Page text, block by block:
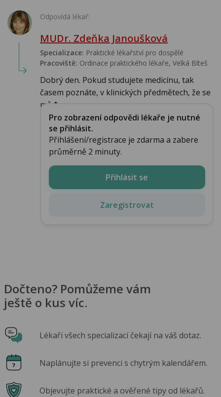
Odpovídá lékař:
MUDr. Zdeňka Janoušková
Specializace: Praktické lékařství pro dospělé
Pracoviště: Ordinace praktického lékaře, Velká Bíteš
Dobrý den. Pokud studujete medicínu, tak
časem poznáte, v klinických předmětech, že se
mů�...
Pro zobrazení odpovědi lékaře je nutné
se přihlásit.
Přihlášení/registrace je zdarma a zabere
průměrně 2 minuty.
Přihlásit se
Zaregistrovat
Dočteno? Pomůžeme vám
ještě o kus víc.
Lékaři všech specializací čekají na váš dotaz.
Naplánujte si prevenci s chytrým kalendářem.
Objevujte praktické a ověřené tipy od lékařů.